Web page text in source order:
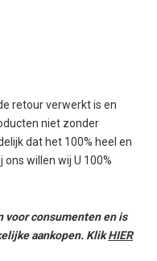
retour verwerkt is en
niet zonder
dat het 100% heel en
willen wij U 100%
voor consumenten en is
aankopen. KlikHIER